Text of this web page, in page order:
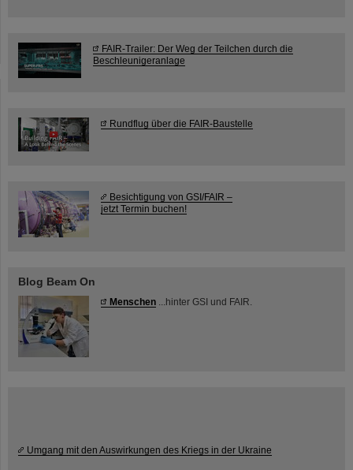
FAIR-Trailer: Der Weg der Teilchen durch die
Beschleunigeranlage
Rundflug über die FAIR-Baustelle
Besichtigung von GSI/FAIR –
jetzt Termin buchen!
Blog Beam On
Menschen ...hinter GSI und FAIR.
Umgang mit den Auswirkungen des Kriegs in der Ukraine